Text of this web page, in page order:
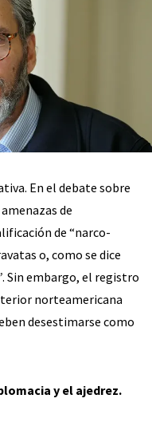
En el debate sobre
de
de “narco-
o, como se dice
. Sin embargo, el registro
norteamericana
desestimarse como
y el ajedrez.